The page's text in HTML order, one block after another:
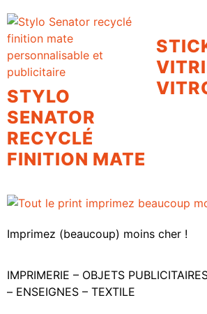
STYLO
SENATOR
RECYCLÉ
FINITION MATE
Imprimez (beaucoup) moins cher !
IMPRIMERIE – OBJETS
– ENSEIGNES – TEXTILE